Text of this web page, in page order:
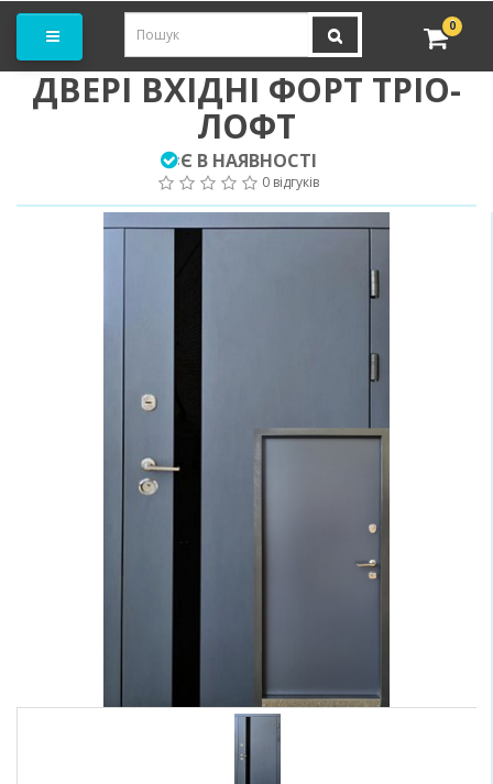
0
ДВЕРІ ВХІДНІ ФОРТ ТРІО-
ЛОФТ
:Є В НАЯВНОСТІ
0 відгуків